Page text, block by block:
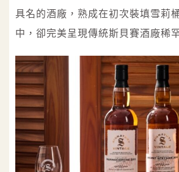
具名的酒廠，熟成在初次裝填雪莉
中，卻完美呈現傳統斯貝賽酒廠稀